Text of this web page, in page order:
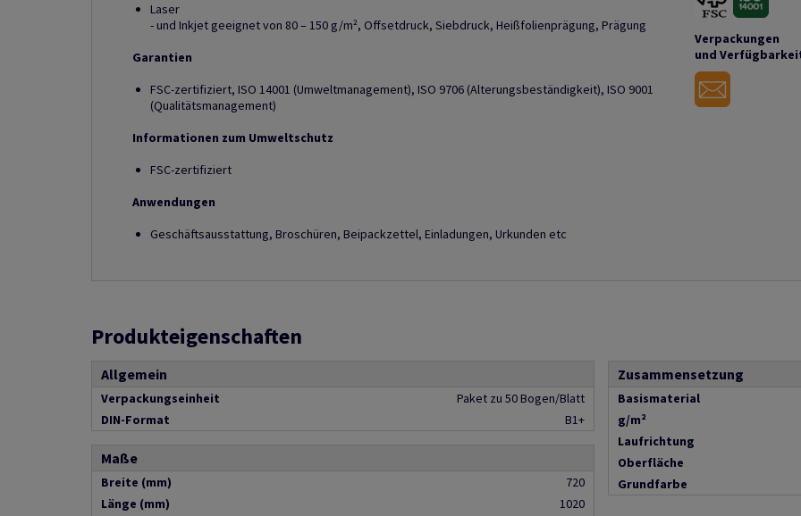
Laser
- und Inkjet geeignet von 80 – 150 g/m², Offsetdruck, Siebdruck, Heißfolienprägung, Prägung
Garantien
FSC-zertifiziert, ISO 14001 (Umweltmanagement), ISO 9706 (Alterungsbeständigkeit), ISO 9001
(Qualitätsmanagement)
Informationen zum Umweltschutz
FSC-zertifiziert
Anwendungen
Geschäftsausstattung, Broschüren, Beipackzettel, Einladungen, Urkunden etc
Verpackungen
und
Produkteigenschaften
Allgemein
Verpackungseinheit
Paket zu 50 Bogen/Blatt
DIN-Format
B1+
Maße
Breite (mm)
720
Länge (mm)
1020
Zusammensetzung
Basismaterial
g/m²
Laufrichtung
Oberfläche
Grundfarbe